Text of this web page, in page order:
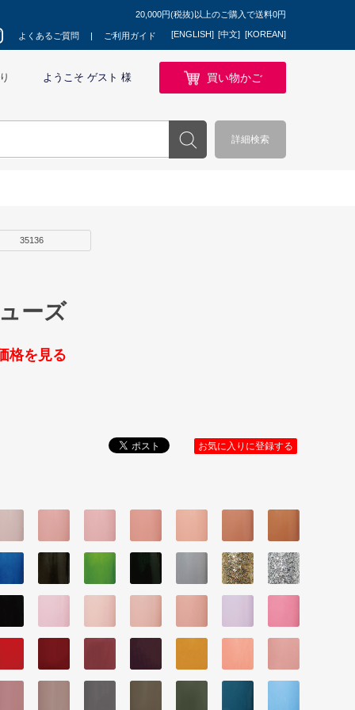
20,000円(税抜)以上のご購入で送料0円
よくあるご質問 ご利用ガイド [ENGLISH] [中文] [KOREAN]
ようこそ ゲスト 様 買い物かご
詳細検索
35136
ーズ
格を見る
お気に入りに登録する